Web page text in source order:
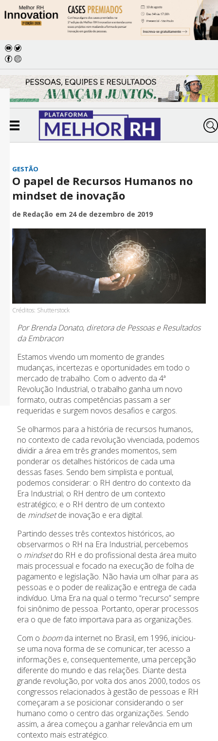
GESTÃO
O papel de Recursos Humanos no
mindset de inovação
de Redação em 24 de dezembro de 2019
Créditos: Shutterstock
Por Brenda Donato, diretora de Pessoas e Resultados
da Embracon
Estamos vivendo um momento de grandes
mudanças, incertezas e oportunidades em todo o
mercado de trabalho. Com o advento da 4ª
Revolução Industrial, o trabalho ganha um novo
formato, outras competências passam a ser
requeridas e surgem novos desafios e cargos.
Se olharmos para a história de recursos humanos,
no contexto de cada revolução vivenciada, podemos
dividir a área em três grandes momentos, sem
ponderar os detalhes históricos de cada uma
dessas fases. Sendo bem simplista e pontual,
podemos considerar: o RH dentro do contexto da
Era Industrial; o RH dentro de um contexto
estratégico; e o RH dentro de um contexto
de mindsetde inovação e era digital.
Partindo desses três contextos históricos, ao
observarmos o RH na Era Industrial, percebemos
o mindsetdo RH e do profissional desta área muito
mais processual e focado na execução de folha de
pagamento e legislação. Não havia um olhar para as
pessoas e o poder de realização e entrega de cada
indivíduo. Uma Era na qual o termo “recurso” sempre
foi sinônimo de pessoa. Portanto, operar processos
era o que de fato importava para as organizações.
Com o boomda internet no Brasil, em 1996, iniciou-
se uma nova forma de se comunicar, ter acesso a
informações e, consequentemente, uma percepção
diferente do mundo e das relações. Diante desta
grande revolução, por volta dos anos 2000, todos os
congressos relacionados à gestão de pessoas e RH
começaram a se posicionar considerando o ser
humano como o centro das organizações. Sendo
assim, a área começou a ganhar relevância em um
contexto mais estratégico.